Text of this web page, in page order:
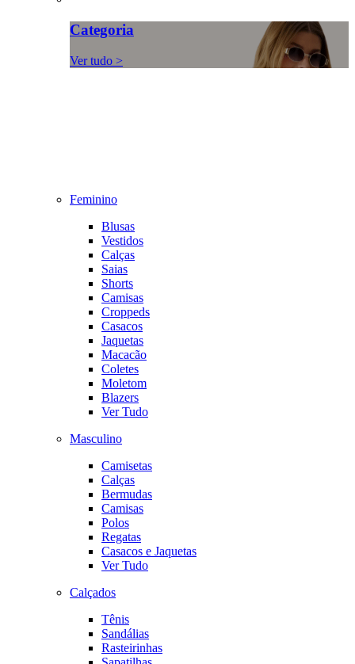
Categoria
Ver tudo >
Feminino
Blusas
Vestidos
Calças
Saias
Shorts
Camisas
Croppeds
Casacos
Jaquetas
Macacão
Coletes
Moletom
Blazers
Ver Tudo
Masculino
Camisetas
Calças
Bermudas
Camisas
Polos
Regatas
Casacos e Jaquetas
Ver Tudo
Calçados
Tênis
Sandálias
Rasteirinhas